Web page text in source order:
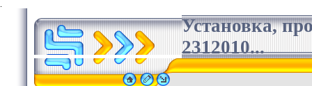
Установка,
2312010...